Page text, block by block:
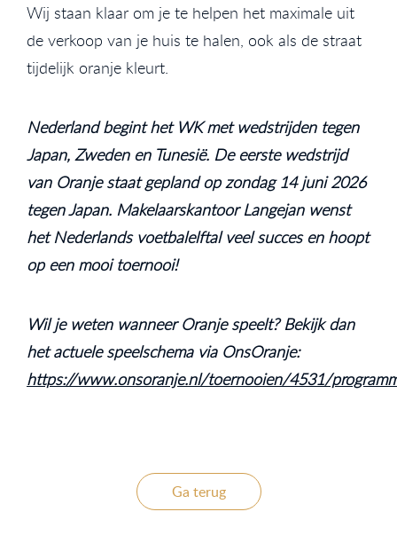
Wij staan klaar om je te helpen het maximale uit
de verkoop van je huis te halen, ook als de straat
tijdelijk oranje kleurt.
Nederland begint het WK met wedstrijden tegen
Japan, Zweden en Tunesië. De eerste wedstrijd
van Oranje staat gepland op zondag 14 juni 2026
tegen Japan. Makelaarskantoor Langejan wenst
het Nederlands voetbalelftal veel succes en hoopt
op een mooi toernooi!
Wil je weten wanneer Oranje speelt? Bekijk dan
het actuele speelschema via OnsOranje:
https://www.onsoranje.nl/toernooien/4531/
Ga terug